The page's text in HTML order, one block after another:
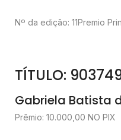
Nº da edição: 11Premio
TÍTULO:
Gabriela Batista
Prêmio: 10.000,00 NO PIX